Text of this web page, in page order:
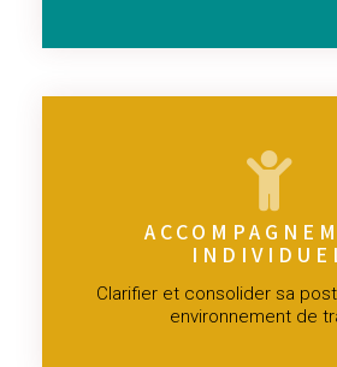
Clarifier et consolider sa
environnement de